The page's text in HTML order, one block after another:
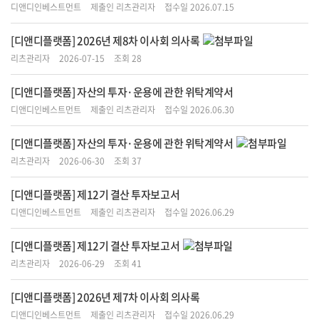
디앤디인베스트먼트 제출인 리츠관리자 접수일 2026.07.15
[디앤디플랫폼] 2026년 제8차 이사회 의사록
리츠관리자 2026-07-15 조회 28
[디앤디플랫폼] 자산의 투자·운용에 관한 위탁계약서
디앤디인베스트먼트 제출인 리츠관리자 접수일 2026.06.30
[디앤디플랫폼] 자산의 투자·운용에 관한 위탁계약서
리츠관리자 2026-06-30 조회 37
[디앤디플랫폼] 제12기 결산 투자보고서
디앤디인베스트먼트 제출인 리츠관리자 접수일 2026.06.29
[디앤디플랫폼] 제12기 결산 투자보고서
리츠관리자 2026-06-29 조회 41
[디앤디플랫폼] 2026년 제7차 이사회 의사록
디앤디인베스트먼트 제출인 리츠관리자 접수일 2026.06.29